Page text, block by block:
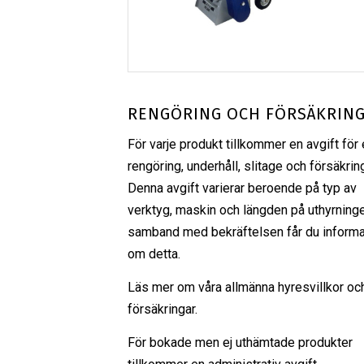
RENGÖRING OCH FÖRSÄKRING
För varje produkt tillkommer en avgift för
rengöring, underhåll, slitage och
Denna avgift varierar beroende på typ av
verktyg, maskin och längden på
samband med bekräftelsen får du
om detta.
Läs mer om våra allmänna hyresvillkor
försäkringar.
För bokade men ej uthämtade produkter